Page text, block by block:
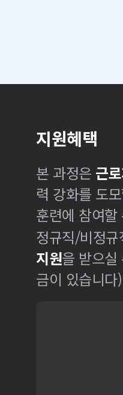
지원혜택
본 과정은 근
력 강화를 도
훈련에 참여
정규직/비정규
지원을 받으
금이 있습니다)